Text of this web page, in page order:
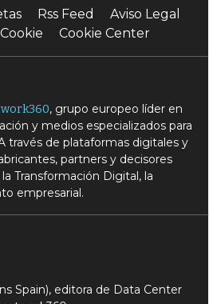
Rss Feed
Aviso Legal
Cookie Cookie Center
, grupo europeo líder en
y medios especializados para
través de plataformas digitales y
partners y decisores
Transformación Digital, la
empresarial.
Spain), editora de Data Center